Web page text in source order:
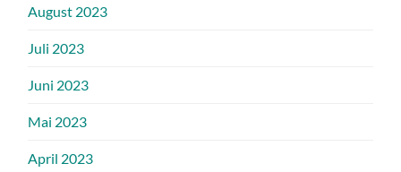
August 2023
Juli 2023
Juni 2023
Mai 2023
April 2023